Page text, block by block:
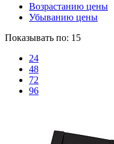
Возрастанию цены
Убыванию цены
Показывать по: 15
24
48
72
96